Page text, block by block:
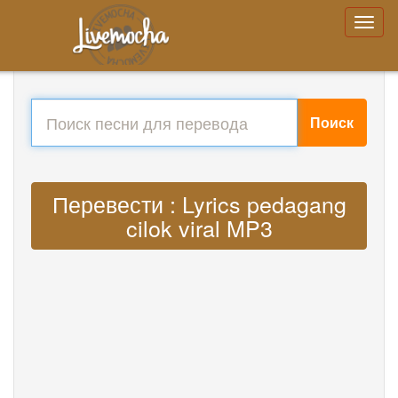
Поиск
Перевести : Lyrics pedagang
cilok viral MP3